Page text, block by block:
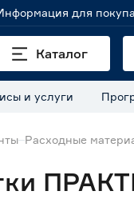
для
Каталог
и услуги
Расходные